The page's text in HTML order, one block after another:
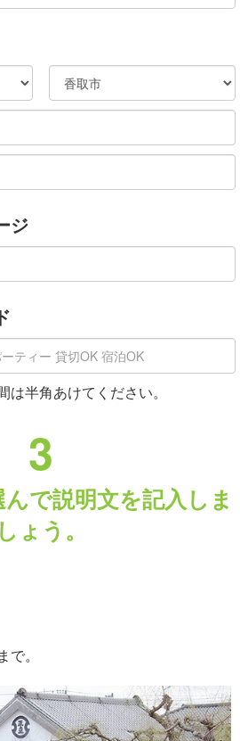
ジ
半角あけてください。
3
で説明文を記入しま
しょう。
。